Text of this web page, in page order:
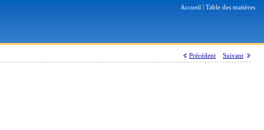
Accueil Table des matières
Précédent Suivant